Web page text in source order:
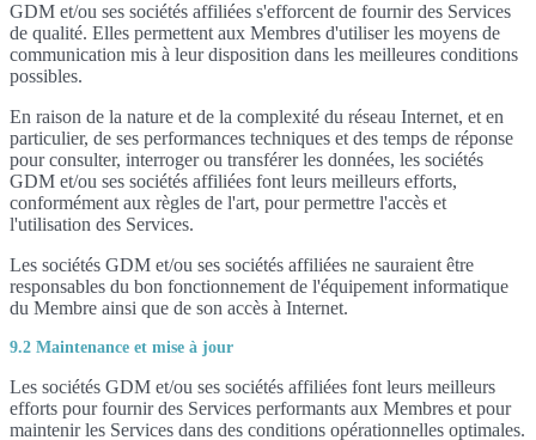
GDM et/ou ses sociétés affiliées s'efforcent de fournir des Services
de qualité. Elles permettent aux Membres d'utiliser les moyens de
communication mis à leur disposition dans les meilleures conditions
possibles.
En raison de la nature et de la complexité du réseau Internet, et en
particulier, de ses performances techniques et des temps de réponse
pour consulter, interroger ou transférer les données, les sociétés
GDM et/ou ses sociétés affiliées font leurs meilleurs efforts,
conformément aux règles de l'art, pour permettre l'accès et
l'utilisation des Services.
Les sociétés GDM et/ou ses sociétés affiliées ne sauraient être
responsables du bon fonctionnement de l'équipement informatique
du Membre ainsi que de son accès à Internet.
9.2 Maintenance et mise à jour
Les sociétés GDM et/ou ses sociétés affiliées font leurs meilleurs
efforts pour fournir des Services performants aux Membres et pour
maintenir les Services dans des conditions opérationnelles optimales.